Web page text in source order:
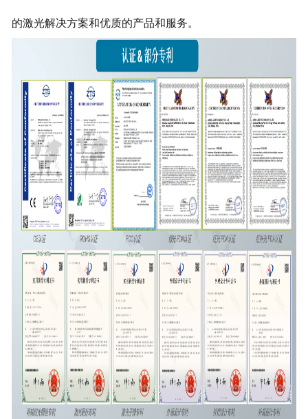
的激光解决方案和优质的产品和服务。